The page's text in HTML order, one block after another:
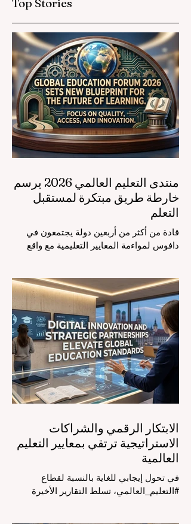
منتدى التعليم العالمي 2026 يرسم
خارطة طريق مبتكرة لمستقبل
التعلم
قادة من أكثر من أربعين دولة يجتمعون في
دافوس لمواءمة المعايير التعليمية مع واقع
مشهد #التعليم_العالمي تحولاً جذرياً وتاريخياً.
في الرابع من أغسطس 2026، توافد خبراء
دوليون وصناع قرار ومبتكرون في مجال
#تكنولوجيا_التعليم إلى مركز المؤتمرات في
دافوس لمناقشة التحديات والفرص الأكثر
إلحاحاً في قطاع التعلم. أثبت هذا الحدث
البارز، الذي عُقد في لحظة حاسمة، أن إعطاء
الأولوية لرفع #جودة_التعليم هو المحفز
الأساسي وال
الابتكار الرقمي والشراكات
الاستراتيجية ترتقي بمعايير التعليم
العالمية
في تحول إيجابي للغاية بالنسبة لقطاع
#التعليم_العالمي، تسلط التقارير الأخيرة